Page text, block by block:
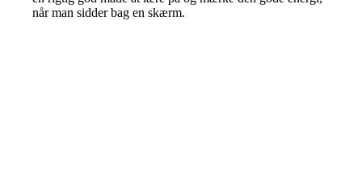
når man sidder bag en skærm.